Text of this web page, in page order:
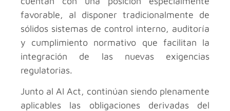
favorable, al disponer tradicionalmente de
sólidos sistemas de control interno, auditoría
y cumplimiento normativo que facilitan la
integración de las nuevas exigencias
regulatorias.
Junto al AI Act, continúan siendo plenamente
aplicables las obligaciones derivadas del